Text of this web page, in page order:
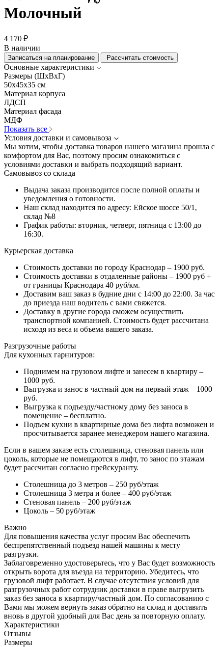
Молочный
4 170 ₽
В наличии
Записаться на планирование Рассчитать стоимость
Основные характеристики
Размеры (ШхВхГ)
50x45x35 см
Материал корпуса
ЛДСП
Материал фасада
МДФ
Показать все
Условия доставки и самовывоза
Мы хотим, чтобы доставка товаров нашего магазина прошла с
комфортом для Вас, поэтому просим ознакомиться с
условиями доставки и выбрать подходящий вариант.
Самовывоз со склада
Выдача заказа производится после полной оплаты и
уведомления о готовности.
Наш склад находится по адресу: Ейское шоссе 50/1,
склад №8
График работы: вторник, четверг, пятница с 13:00 до
16:30.
Курьерская доставка
Стоимость доставки по городу Краснодар – 1900 руб.
Стоимость доставки в отдаленные районы – 1900 руб +
от границы Краснодара 40 руб/км.
Доставим ваш заказ в будние дни с 14:00 до 22:00. За час
до приезда наш водитель с вами свяжется.
Доставку в другие города сможем осуществить
транспортной компанией. Стоимость будет рассчитана
исходя из веса и объема вашего заказа.
Разгрузочные работы
Для кухонных гарнитуров:
Поднимем на грузовом лифте и занесем в квартиру –
1000 руб.
Выгрузка и занос в частный дом на первый этаж – 1000
руб.
Выгрузка к подъезду/частному дому без заноса в
помещение – бесплатно.
Подъем кухни в квартирные дома без лифта возможен и
просчитывается заранее менеджером нашего магазина.
Если в вашем заказе есть столешница, стеновая панель или
цоколь, которые не помещаются в лифт, то занос по этажам
будет рассчитан согласно прейскуранту.
Столешница до 3 метров – 250 руб/этаж
Столешница 3 метра и более – 400 руб/этаж
Стеновая панель – 200 руб/этаж
Цоколь – 50 руб/этаж
Важно
Для повышения качества услуг просим Вас обеспечить
беспрепятственный подъезд нашей машины к месту
разгрузки.
Заблаговременно удостоверьтесь, что у Вас будет возможность
открыть ворота для въезда на территорию. Убедитесь, что
грузовой лифт работает. В случае отсутствия условий для
разгрузочных работ сотрудник доставки в праве выгрузить
заказ без заноса в квартиру/частный дом. По согласованию с
Вами мы можем вернуть заказ обратно на склад и доставить
вновь в другой удобный для Вас день за повторную оплату.
Характеристики
Отзывы
Размеры